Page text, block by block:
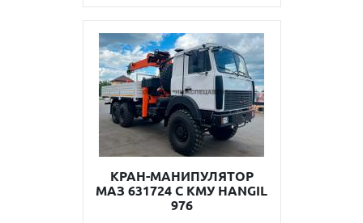
КРАН-МАНИПУЛЯТОР
МАЗ 631724 С КМУ HANGIL
976